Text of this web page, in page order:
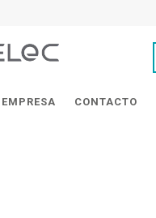
EMPRESA CONTACTO